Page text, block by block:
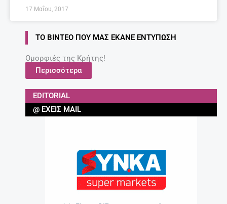
17 Μαΐου, 2017
ΤΟ ΒΊΝΤΕΟ ΠΟΥ ΜΑΣ ΈΚΑΝΕ ΕΝΤΎΠΩΣΗ
Ομορφιές της Κρήτης!
Περισσότερα
EDITORIAL
@ ΈΧΕΙΣ MAIL